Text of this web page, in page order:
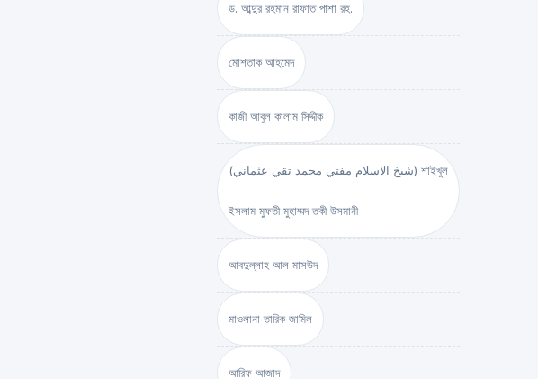
ড. আব্দুর রহমান রাফাত পাশা রহ.
মোশতাক আহমেদ
কাজী আবুল কালাম সিদ্দীক
(شيخ الاسلام مفتي محمد تقي عثماني) শাইখুল
ইসলাম মুফতী মুহাম্মদ তকী উসমানী
আবদুল্লাহ আল মাসউদ
মাওলানা তারিক জামিল
আরিফ আজাদ